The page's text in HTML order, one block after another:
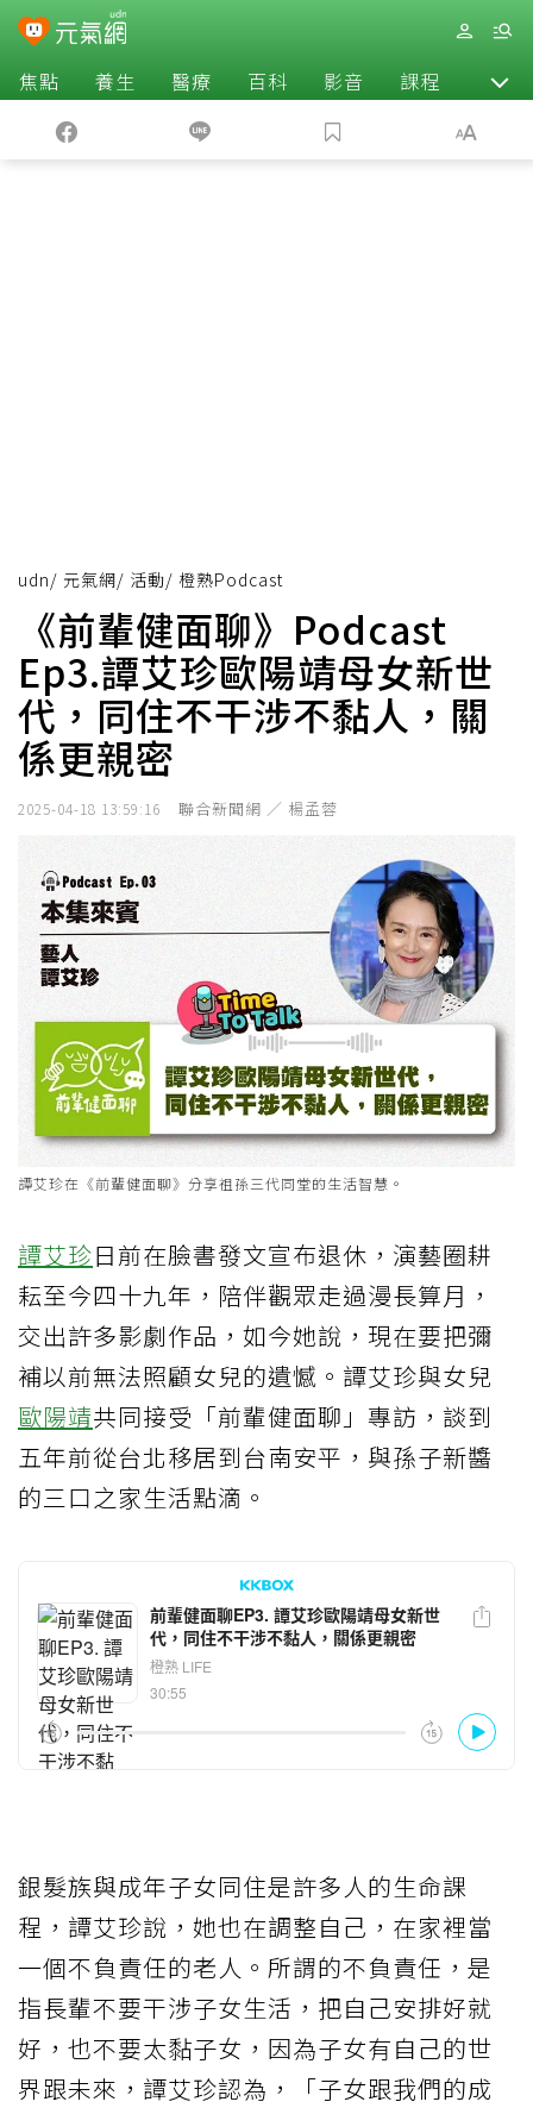
焦點 養生 醫療 百科 影音 課程 退休
udn/ 元氣網/ 活動/ 橙熟Podcast
《前輩健面聊》Podcast
Ep3.譚艾珍歐陽靖母女新世
代，同住不干涉不黏人，關
係更親密
2025-04-18 13:59:16 聯合新聞網 ／ 楊孟蓉
譚艾珍在《前輩健面聊》分享祖孫三代同堂的生活智慧。
譚艾珍日前在臉書發文宣布退休，演藝圈耕
耘至今四十九年，陪伴觀眾走過漫長算月，
交出許多影劇作品，如今她說，現在要把彌
補以前無法照顧女兒的遺憾。譚艾珍與女兒
歐陽靖共同接受「前輩健面聊」專訪，談到
五年前從台北移居到台南安平，與孫子新醬
的三口之家生活點滴。
銀髮族與成年子女同住是許多人的生命課
程，譚艾珍說，她也在調整自己，在家裡當
一個不負責任的老人。所謂的不負責任，是
指長輩不要干涉子女生活，把自己安排好就
好，也不要太黏子女，因為子女有自己的世
界跟未來，譚艾珍認為，「子女跟我們的成